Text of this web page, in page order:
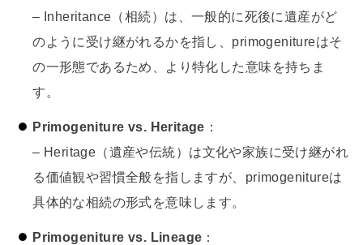
– Inheritance（相続）は、一般的に死後に遺産がど
のように受け継がれるかを指し、primogenitureはそ
の一形態であるため、より特化した意味を持ちま
す。
Primogeniture vs. Heritage ：
– Heritage（遺産や伝統）は文化や家族に受け継がれ
る価値観や習慣全般を指しますが、primogenitureは
具体的な相続の形式を意味します。
Primogeniture vs. Lineage ：